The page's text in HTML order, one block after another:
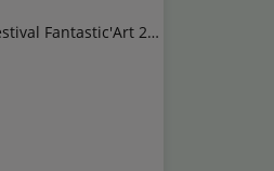
Fantastic'Art 2023 (0)